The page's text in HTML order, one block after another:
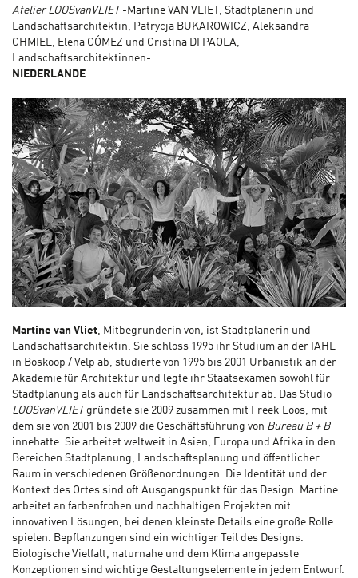
Atelier LOOSvanVLIET -Martine VAN VLIET, Stadtplanerin und
Landschaftsarchitektin, Patrycja BUKAROWICZ, Aleksandra
CHMIEL, Elena GÓMEZ und Cristina DI PAOLA,
Landschaftsarchitektinnen-
NIEDERLANDE
Martine van Vliet, Mitbegründerin von, ist Stadtplanerin und
Landschaftsarchitektin. Sie schloss 1995 ihr Studium an der IAHL
in Boskoop / Velp ab, studierte von 1995 bis 2001 Urbanistik an der
Akademie für Architektur und legte ihr Staatsexamen sowohl für
Stadtplanung als auch für Landschaftsarchitektur ab. Das Studio
LOOSvanVLIETgründete sie 2009 zusammen mit Freek Loos, mit
dem sie von 2001 bis 2009 die Geschäftsführung von Bureau B + B
innehatte. Sie arbeitet weltweit in Asien, Europa und Afrika in den
Bereichen Stadtplanung, Landschaftsplanung und öffentlicher
Raum in verschiedenen Größenordnungen. Die Identität und der
Kontext des Ortes sind oft Ausgangspunkt für das Design. Martine
arbeitet an farbenfrohen und nachhaltigen Projekten mit
innovativen Lösungen, bei denen kleinste Details eine große Rolle
spielen. Bepflanzungen sind ein wichtiger Teil des Designs.
Biologische Vielfalt, naturnahe und dem Klima angepasste
Konzeptionen sind wichtige Gestaltungselemente in jedem Entwurf.